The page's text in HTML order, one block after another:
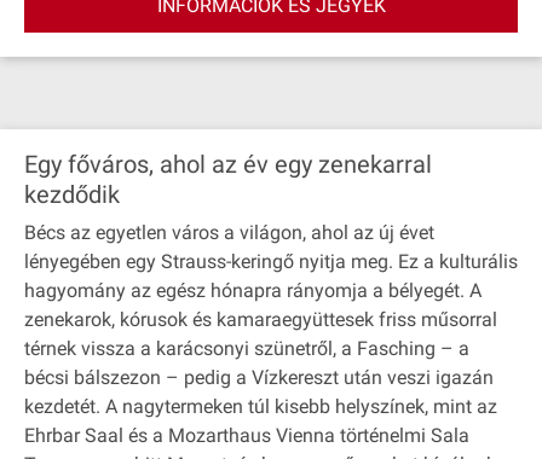
INFORMÁCIÓK ÉS JEGYEK
Egy főváros, ahol az év egy zenekarral
kezdődik
Bécs az egyetlen város a világon, ahol az új évet
lényegében egy Strauss-keringő nyitja meg. Ez a kulturális
hagyomány az egész hónapra rányomja a bélyegét. A
zenekarok, kórusok és kamaraegyüttesek friss műsorral
térnek vissza a karácsonyi szünetről, a Fasching – a
bécsi bálszezon – pedig a Vízkereszt után veszi igazán
kezdetét. A nagytermeken túl kisebb helyszínek, mint az
Ehrbar Saal és a Mozarthaus Vienna történelmi Sala